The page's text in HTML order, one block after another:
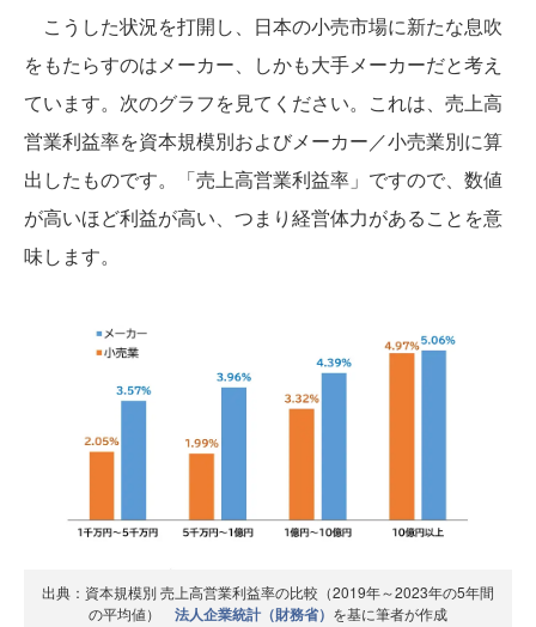
こうした状況を打開し、日本の小売市場に新たな息吹
をもたらすのはメーカー、しかも大手メーカーだと考え
ています。次のグラフを見てください。これは、売上高
営業利益率を資本規模別およびメーカー／小売業別に算
出したものです。「売上高営業利益率」ですので、数値
が高いほど利益が高い、つまり経営体力があることを意
味します。
出典：資本規模別 売上高営業利益率の比較（2019年～2023年の5年間
の平均値） 法人企業統計（財務省） を基に筆者が作成